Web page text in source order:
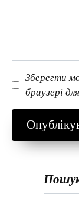
Зберегти
браузері